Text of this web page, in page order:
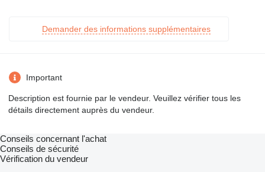
Demander des informations supplémentaires
Important
Description est fournie par le vendeur. Veuillez vérifier tous les
détails directement auprès du vendeur.
Conseils concernant l'achat
Conseils de sécurité
Vérification du vendeur